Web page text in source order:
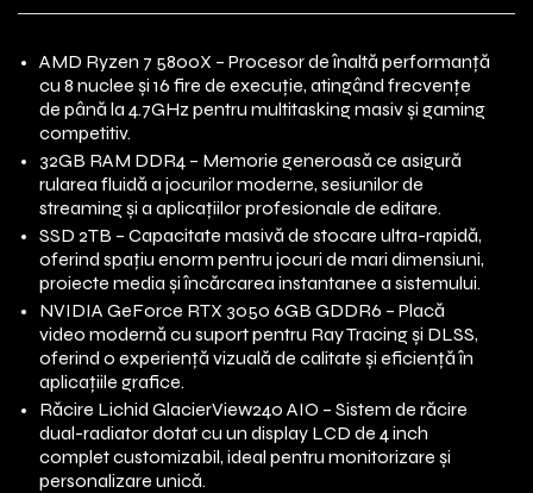
AMD Ryzen 7 5800X – Procesor de înaltă performanță
cu 8 nuclee și 16 fire de execuție, atingând frecvențe
de până la 4.7GHz pentru multitasking masiv și gaming
competitiv.
32GB RAM DDR4 – Memorie generoasă ce asigură
rularea fluidă a jocurilor moderne, sesiunilor de
streaming și a aplicațiilor profesionale de editare.
SSD 2TB – Capacitate masivă de stocare ultra-rapidă,
oferind spațiu enorm pentru jocuri de mari dimensiuni,
proiecte media și încărcarea instantanee a sistemului.
NVIDIA GeForce RTX 3050 6GB GDDR6 – Placă
video modernă cu suport pentru Ray Tracing și DLSS,
oferind o experiență vizuală de calitate și eficiență în
aplicațiile grafice.
Răcire Lichid GlacierView240 AIO – Sistem de răcire
dual-radiator dotat cu un display LCD de 4 inch
complet customizabil, ideal pentru monitorizare și
personalizare unică.